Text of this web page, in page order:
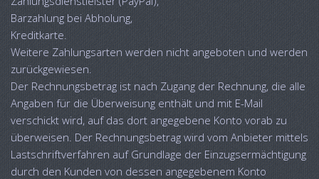
Barzahlung bei Abholung,
Kreditkarte.
Weitere Zahlungsarten werden nicht angeboten und werden
zurückgewiesen.
Der Rechnungsbetrag ist nach Zugang der Rechnung, die alle
Angaben für die Überweisung enthält und mit E-Mail
verschickt wird, auf das dort angegebene Konto vorab zu
überweisen. Der Rechnungsbetrag wird vom Anbieter mittels
Lastschriftverfahren auf Grundlage der Einzugsermächtigung
durch den Kunden von dessen angegebenem Konto